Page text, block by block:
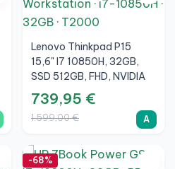
Lenovo Thinkpad P15
15,6" I7 10850H, 32GB,
SSD 512GB, FHD, NVIDIA
Quadro T2000 Max-Q
4GB, A
739,95 €
1.599,00 € A
-68%